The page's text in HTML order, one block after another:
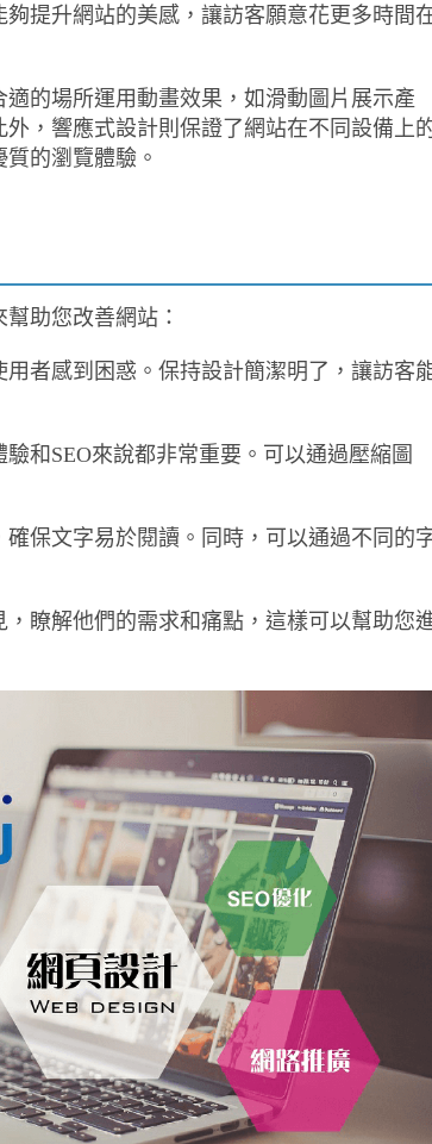
提升網站的美感，讓訪客願意花更多時間
的場所運用動畫效果，如滑動圖片展示產
，響應式設計則保證了網站在不同設備上
的瀏覽體驗。
助您改善網站：
者感到困惑。保持設計簡潔明了，讓訪客
和SEO來說都非常重要。可以通過壓縮圖
保文字易於閱讀。同時，可以通過不同的
瞭解他們的需求和痛點，這樣可以幫助您